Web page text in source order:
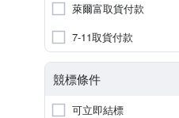
萊爾富取貨付款
7-11取貨付款
競標條件
可立即結標